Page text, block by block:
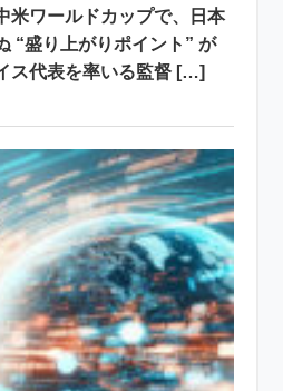
米ワールドカップで、日本
“盛り上がりポイント” が
ス代表を率いる監督 […]